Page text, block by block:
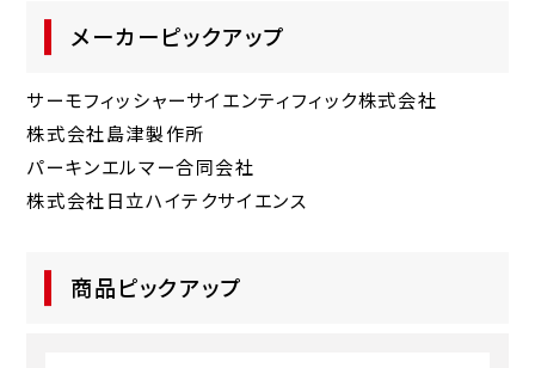
メーカーピックアップ
サーモフィッシャーサイエンティフィック株式会社
株式会社島津製作所
パーキンエルマー合同会社
株式会社日立ハイテクサイエンス
商品ピックアップ